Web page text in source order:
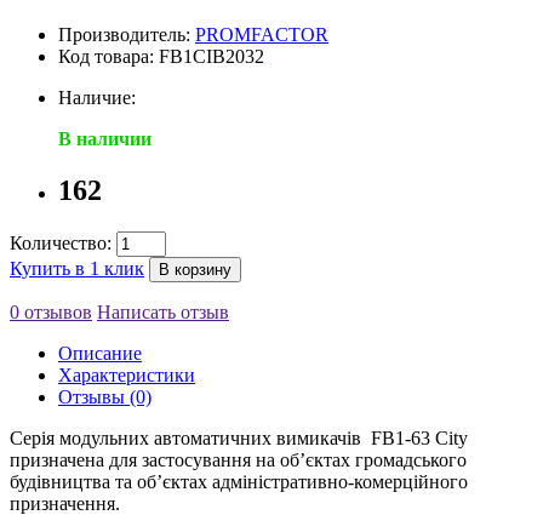
Производитель: PROMFACTOR
Код товара: FB1CIB2032
Наличие:
В наличии
162
Количество:
Купить в 1 клик
В корзину
0 отзывов Написать отзыв
Описание
Характеристики
Отзывы (0)
Серія модульних автоматичних вимикачів FB1-63 City
призначена для застосування на об’єктах громадського
будівництва та об’єктах адміністративно-комерційного
призначення.